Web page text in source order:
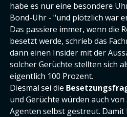
habe es nur eine besondere
Bond-Uhr - "und plötzlich war
Das passiere immer, wenn die
besetzt werde, schrieb das
dann einen Insider mit der
solcher Gerüchte stellten sich
eigentlich 100 Prozent.
Diesmal sei die
und Gerüchte würden auch
Agenten selbst gestreut. Damit